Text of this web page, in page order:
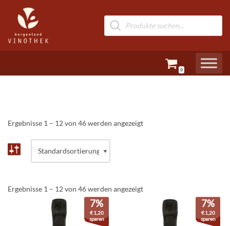
Zum
Inhalt
springen
0
Ergebnisse 1 – 12 von 46 werden angezeigt
Ergebnisse 1 – 12 von 46 werden angezeigt
7%
€1,20
sparen
7%
€1,20
sparen